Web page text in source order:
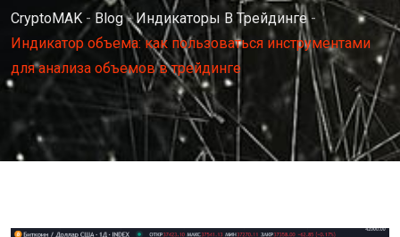
CryptoMAK - Blog-Индикаторы В Трейдинге-
Индикатор объема: как пользоваться инструментами
для анализа объемов в трейдинге